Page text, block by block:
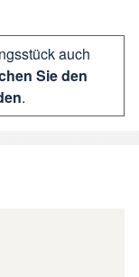
auch
Sie den
.